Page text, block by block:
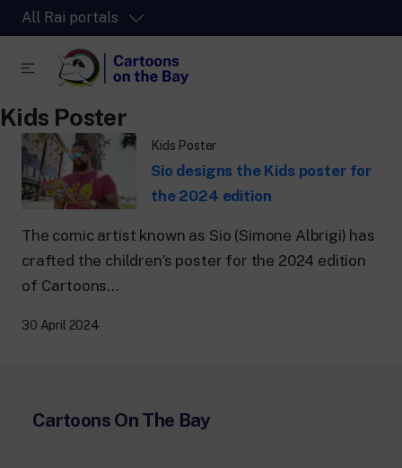
All Rai portals
The video streaming platform for all.
RaiPlay
The digital platform of the Rai Radio
RaiPlay Sound
A safe space full of cartoons for the kids.
RaiPlay YoYo
news and updates.
Kids Poster
Kids Poster
Sio designs the Kids poster for
the 2024 edition
The comic artist known as Sio (Simone Albrigi) has
crafted the children’s poster for the 2024 edition
of Cartoons...
30 April 2024
Cartoons On The Bay